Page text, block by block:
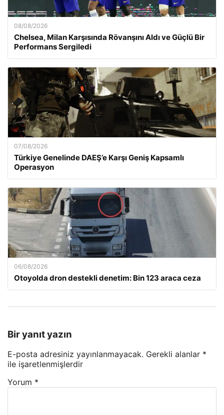
08/08/2026
Chelsea, Milan Karşısında Rövanşını Aldı ve Güçlü Bir
Performans Sergiledi
07/08/2026
Türkiye Genelinde DAEŞ’e Karşı Geniş Kapsamlı
Operasyon
06/08/2026
Otoyolda dron destekli denetim: Bin 123 araca ceza
Bir yanıt yazın
E-posta adresiniz yayınlanmayacak. Gerekli alanlar *
ile işaretlenmişlerdir
Yorum *